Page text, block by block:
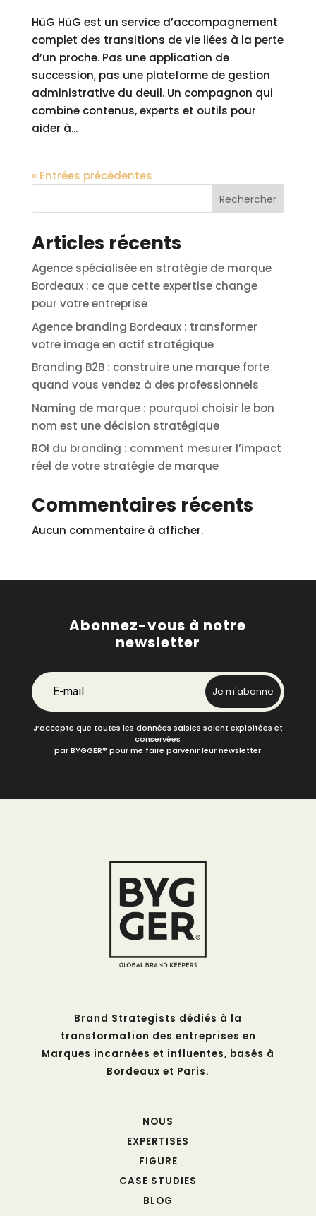
HüG HüG est un service d’accompagnement
complet des transitions de vie liées à la perte
d’un proche. Pas une application de
succession, pas une plateforme de gestion
administrative du deuil. Un compagnon qui
combine contenus, experts et outils pour
aider à...
« Entrées précédentes
Rechercher
Articles récents
Agence spécialisée en stratégie de marque
Bordeaux : ce que cette expertise change
pour votre entreprise
Agence branding Bordeaux : transformer
votre image en actif stratégique
Branding B2B : construire une marque forte
quand vous vendez à des professionnels
Naming de marque : pourquoi choisir le bon
nom est une décision stratégique
ROI du branding : comment mesurer l’impact
réel de votre stratégie de marque
Commentaires récents
Aucun commentaire à afficher.
Abonnez-vous à notre
newsletter
E-mail Je m'abonne
J’accepte que toutes les données saisies soient exploitées et
conservées
par BYGGER® pour me faire parvenir leur newsletter
Brand Strategists dédiés à la
transformation des entreprises en
Marques incarnées et influentes, basés à
Bordeaux et Paris.
NOUS
EXPERTISES
FIGURE
CASE STUDIES
BLOG